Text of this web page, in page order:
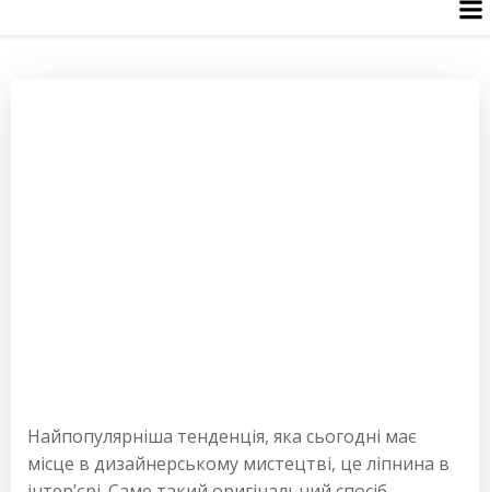
Найпопулярніша тенденція, яка сьогодні має
місце в дизайнерському мистецтві, це ліпнина в